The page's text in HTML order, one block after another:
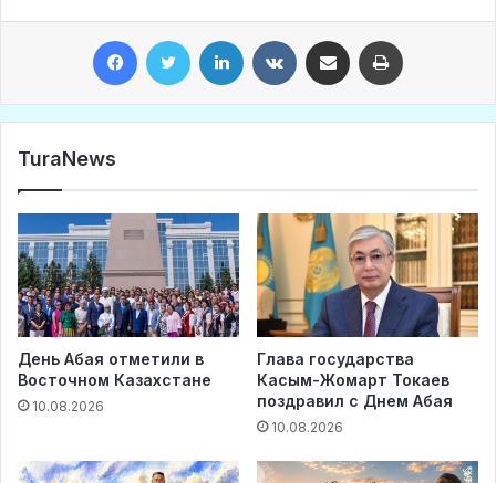
TuraNews
День Абая отметили в
Восточном Казахстане
10.08.2026
Глава государства
Касым-Жомарт Токаев
поздравил с Днем Абая
10.08.2026